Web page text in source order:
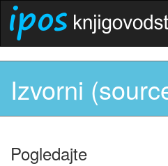
Izvorni
Pogledajte